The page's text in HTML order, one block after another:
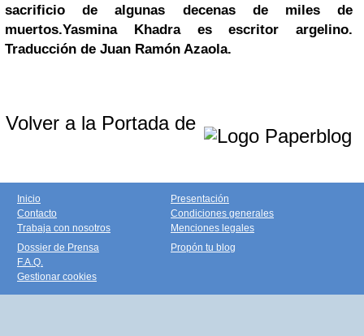
sacrificio de algunas decenas de miles de
muertos.Yasmina Khadra es escritor argelino.
Traducción de Juan Ramón Azaola.
Volver a la Portada de
Inicio
Contacto
Trabaja con nosotros
Presentación
Condiciones generales
Menciones legales
Dossier de Prensa
F.A.Q.
Gestionar cookies
Propón tu blog